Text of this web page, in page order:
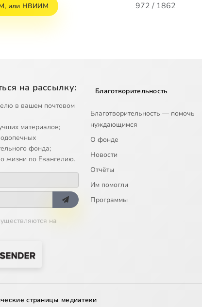
или НВИИМ 972 / 1862
на рассылку:
в вашем почтовом
материалов;
фонда;
жизни по Евангелию.
на
Благотворительность
Благотворительность — помочь
нуждающимся
О фонде
Новости
Отчёты
Им помогли
Программы
страницы медиатеки